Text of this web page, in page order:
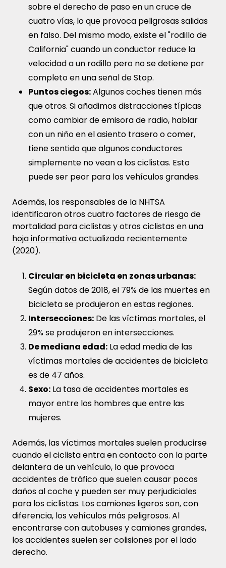
sobre el derecho de paso en un cruce de
cuatro vías, lo que provoca peligrosas salidas
en falso. Del mismo modo, existe el "rodillo de
California" cuando un conductor reduce la
velocidad a un rodillo pero no se detiene por
completo en una señal de Stop.
Puntos ciegos:Algunos coches tienen más
que otros. Si añadimos distracciones típicas
como cambiar de emisora de radio, hablar
con un niño en el asiento trasero o comer,
tiene sentido que algunos conductores
simplemente no vean a los ciclistas. Esto
puede ser peor para los vehículos grandes.
Además, los responsables de la NHTSA
identificaron otros cuatro factores de riesgo de
mortalidad para ciclistas y otros ciclistas en una
hoja informativaactualizada recientemente
(2020).
Circular en bicicleta en zonas urbanas:
Según datos de 2018, el 79% de las muertes en
bicicleta se produjeron en estas regiones.
Intersecciones: De las víctimas mortales, el
29% se produjeron en intersecciones.
De mediana edad: La edad media de las
víctimas mortales de accidentes de bicicleta
es de 47 años.
Sexo: La tasa de accidentes mortales es
mayor entre los hombres que entre las
mujeres.
Además, las víctimas mortales suelen producirse
cuando el ciclista entra en contacto con la parte
delantera de un vehículo, lo que provoca
accidentes de tráfico que suelen causar pocos
daños al coche y pueden ser muy perjudiciales
para los ciclistas. Los camiones ligeros son, con
diferencia, los vehículos más peligrosos. Al
encontrarse con autobuses y camiones grandes,
los accidentes suelen ser colisiones por el lado
derecho.